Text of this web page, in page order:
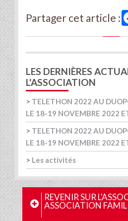
Partager cet article :
LES DERNIÈRES
L'ASSOCIATION
> TELETHON 2022 AU
LE 18-19 NOVEMBRE 2022
> TELETHON 2022 AU
LE 18-19 NOVEMBRE 2022
> Les activités
REVENIR SUR
ASSOCIATION